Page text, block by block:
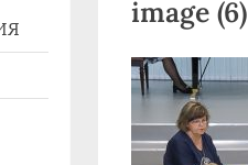
image (6)